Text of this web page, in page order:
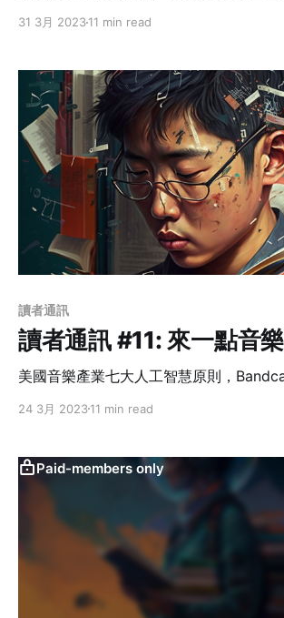
31 3月 202311 min read
讀者通訊
讀者通訊 #11: 來一點音
美國音樂產業七大人工智慧原則，
24 3月 202311 min read
Paid-members only